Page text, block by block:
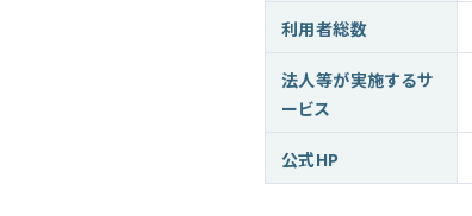
利用者総数
法人等が実施するサ
ービス
公式HP